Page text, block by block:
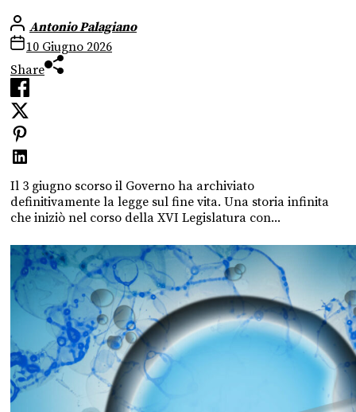
Antonio Palagiano
10 Giugno 2026
Share
Il 3 giugno scorso il Governo ha archiviato
definitivamente la legge sul fine vita. Una storia infinita
che iniziò nel corso della XVI Legislatura con...